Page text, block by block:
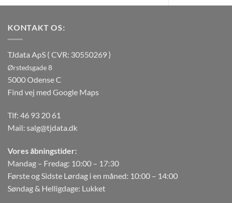
KONTAKT OS:
TJdata ApS ( CVR: 30550269 )
Ørstedsgade 8
5000 Odense C
Find vej med Google Maps
Tlf: 46 93 20 61
Mail: salg@tjdata.dk
Vores åbningstider:
Mandag – Fredag: 10:00 – 17:30
Første og Sidste Lørdag i en måned: 10:00 – 14:00
Søndag & Helligdage: Lukket